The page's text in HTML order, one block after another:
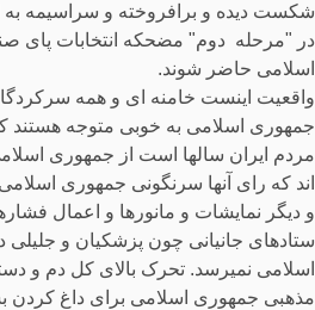
شکست دیده و برافروخته و سراسیمه به
در "مرحله دوم" مضحکه انتخابات پای
اسلامی حاضر شوند.
واقعیت اینست خامنه ای و همه
جمهوری اسلامی به خوبی متوجه هستند
مردم ایران سالها است از جمهوری
اند که رای آنها سرنگونی جمهوری
و دیگر نمایشات و مانورها و اعمال
ستادهای جانیانی چون پزشکیان و جلیلی
اسلامی نمیرسد. تحرک بالای کل دم و
مذهبی جمهوری اسلامی برای داغ